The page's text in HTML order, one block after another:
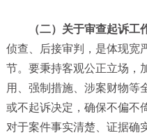
（二）关于审查起诉工
侦查、后接审判，是体现宽
节。要秉持客观公正立场，
用、强制措施、涉案财物等
或不起诉决定，确保不偏不
对于案件事实清楚、证据确